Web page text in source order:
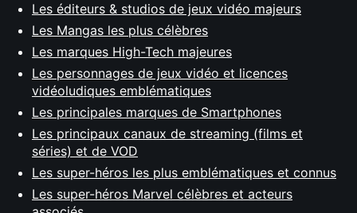
Les éditeurs & studios de jeux vidéo majeurs
Les Mangas les plus célèbres
Les marques High-Tech majeures
Les personnages de jeux vidéo et licences
vidéoludiques emblématiques
Les principales marques de Smartphones
Les principaux canaux de streaming (films et
séries) et de VOD
Les super-héros les plus emblématiques et connus
Les super-héros Marvel célèbres et acteurs